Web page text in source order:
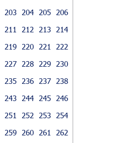
203 204 205
206
211 212 213
214
219 220 221
222
227 228 229
230
235 236 237
238
243 244 245
246
251 252 253
254
259 260 261
262